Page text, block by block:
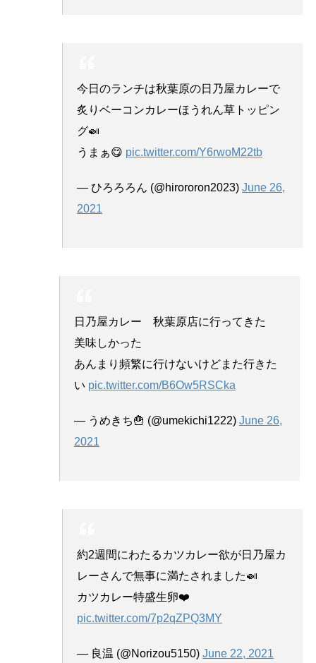
今日のランチは秋葉原の日乃屋カレーで
炙りベーコンカレーほうれん草トッピン
グ🍛
うまぁ😋 pic.twitter.com/Y6rwoM22tb
— ひろろろん (@hirororon2023) June 26,
2021
日乃屋カレー 秋葉原店に行ってきた
美味しかった
あんまり頻繁に行けないけどまた行きた
い pic.twitter.com/B6Ow5RSCka
— うめきち🍟 (@umekichi1222) June 26,
2021
約2週間にわたるカツカレー欲が日乃屋カ
レーさんで無事に満たされました🍛
カツカレー特盛生卵❤️
pic.twitter.com/7p2qZPQ3MY
— 良温 (@Norizou5150) June 22, 2021